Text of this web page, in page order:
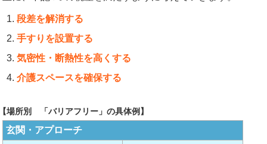
段差を解消する
手すりを設置する
気密性・断熱性を高くする
介護スペースを確保する
場所別 「バリアフリー」の具体例】
玄関・アプローチ